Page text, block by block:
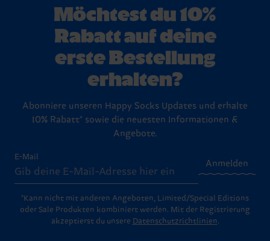
Möchtest du 10%
Rabatt auf deine
erste Bestellung
erhalten?
Abonniere unseren Happy Socks Updates und erhalte
10% Rabatt* sowie die neuesten Informationen &
Angebote.
E-Mail
Anmelden
*Kann nicht mit anderen Angeboten, Limited/Special Editions
oder Sale Produkten kombiniert werden. Mit der Registrierung
akzeptierst du unsere Datenschutzrichtlinien.